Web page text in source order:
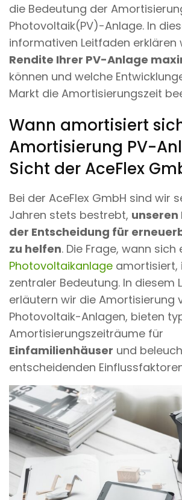
die Bedeutung der
Photovoltaik(PV)-Anlage. In
informativen Leitfaden erklären
Rendite Ihrer PV-Anlage
können und welche
Markt die Amortisierungszeit
Wann amortisiert
Amortisierung PV-
Sicht der AceFlex
Bei der AceFlex GmbH sind wir
Jahren stets bestrebt, unseren
der Entscheidung für
zu helfen. Die Frage, wann sich
Photovoltaikanlage amortisiert,
zentraler Bedeutung. In diesem
erläutern wir die Amortisierung
Photovoltaik-Anlagen, bieten
Amortisierungszeiträume für
Einfamilienhäuser und
entscheidenden